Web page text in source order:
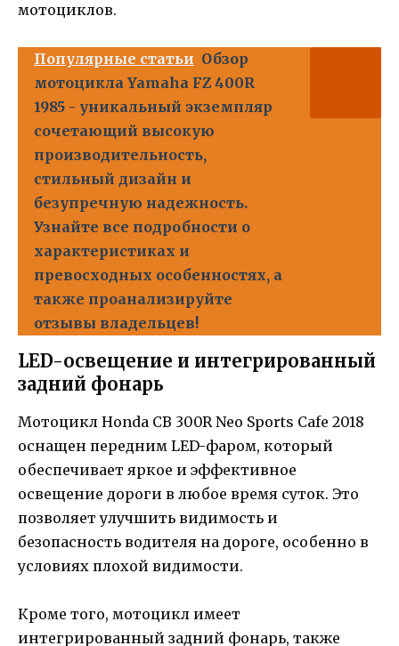
мотоциклов.
Популярные статьи Обзор
мотоцикла Yamaha FZ 400R
1985 - уникальный экземпляр
сочетающий высокую
производительность,
стильный дизайн и
безупречную надежность.
Узнайте все подробности о
характеристиках и
превосходных особенностях, а
также проанализируйте
отзывы владельцев!
LED-освещение и интегрированный
задний фонарь
Мотоцикл Honda CB 300R Neo Sports Cafe 2018
оснащен передним LED-фаром, который
обеспечивает яркое и эффективное
освещение дороги в любое время суток. Это
позволяет улучшить видимость и
безопасность водителя на дороге, особенно в
условиях плохой видимости.
Кроме того, мотоцикл имеет
интегрированный задний фонарь, также